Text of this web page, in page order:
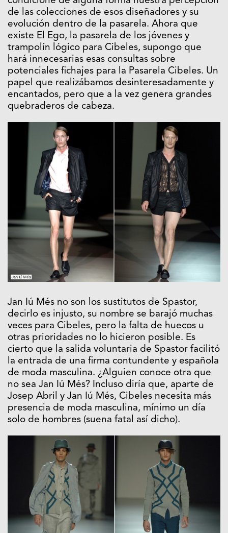
de las colecciones de esos diseñadores y su
evolución dentro de la pasarela. Ahora que
existe El Ego, la pasarela de los jóvenes y
trampolín lógico para Cibeles, supongo que
hará innecesarias esas consultas sobre
potenciales fichajes para la Pasarela Cibeles. Un
papel que realizábamos desinteresadamente y
encantados, pero que a la vez genera grandes
quebraderos de cabeza.
Jan Iú Més no son los sustitutos de Spastor,
decirlo es injusto, su nombre se barajó muchas
veces para Cibeles, pero la falta de huecos u
otras prioridades no lo hicieron posible. Es
cierto que la salida voluntaria de Spastor facilitó
la entrada de una firma contundente y española
de moda masculina. ¿Alguien conoce otra que
no sea Jan Iú Més? Incluso diría que, aparte de
Josep Abril y Jan Iú Més, Cibeles necesita más
presencia de moda masculina, mínimo un día
solo de hombres (suena fatal así dicho).